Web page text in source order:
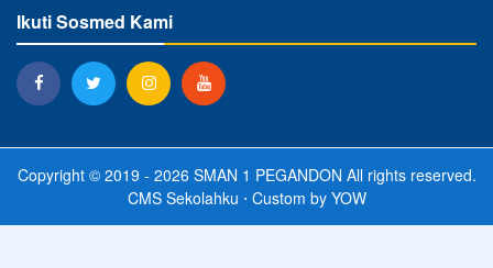
Ikuti Sosmed Kami
Copyright © 2019 - 2026 SMAN 1 PEGANDON All rights reserved.
CMS Sekolahku ⋅ Custom by YOW